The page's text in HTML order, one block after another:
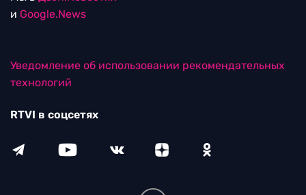
и Google.News
Уведомление об использовании рекомендательных
технологий
RTVI в соцсетях